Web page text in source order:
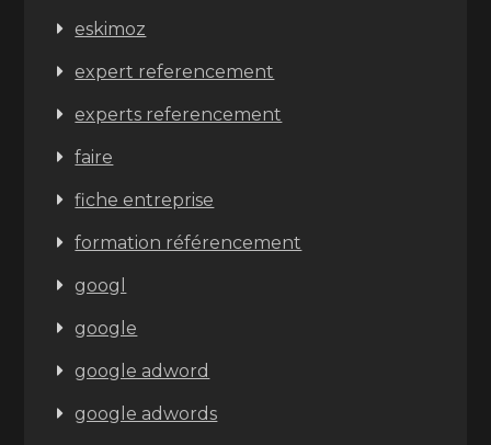
eskimoz
expert referencement
experts referencement
faire
fiche entreprise
formation référencement
googl
google
google adword
google adwords